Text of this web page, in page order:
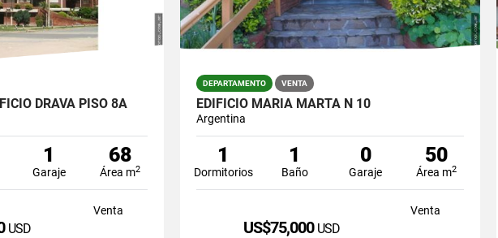
DRAVA PISO 8A
1
Garaje
68
Área m2
Venta
USD
DEPARTAMENTO VENTA
EDIFICIO MARIA MARTA N 10
Argentina
1
Dormitorios
1
Baño
0
Garaje
50
Área m2
Venta
US$75,000 USD